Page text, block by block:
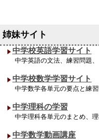
中学校英語学習サイト
中学英語の文法、練習問題
中学校数学学習サイト
中学数学各単元の要点と練
中学理科の学習
中学理科各単元のまとめ、
中学数学動画講座